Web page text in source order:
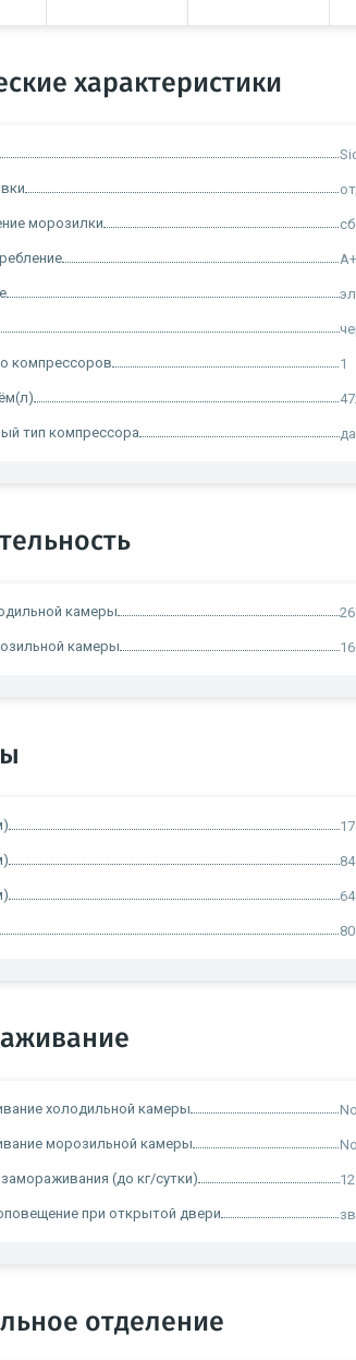
характеристики
морозилки
A+
компрессоров 1
тип компрессора да
камеры
камеры
84
64
холодильной камеры
морозильной камеры
(до кг/сутки) 12
при открытой двери
отделение